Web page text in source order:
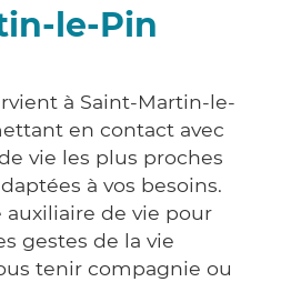
le-Pin
à Saint-Martin-le-
en contact avec
vie les plus proches
à vos besoins.
auxiliaire de vie pour
gestes de la vie
tenir compagnie ou